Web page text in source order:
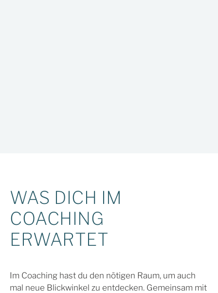
WAS DICH IM
COACHING
ERWARTET
Im Coaching hast du den nötigen Raum, um auch
mal neue Blickwinkel zu entdecken. Gemeinsam mit